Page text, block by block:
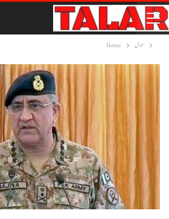
Home حوال